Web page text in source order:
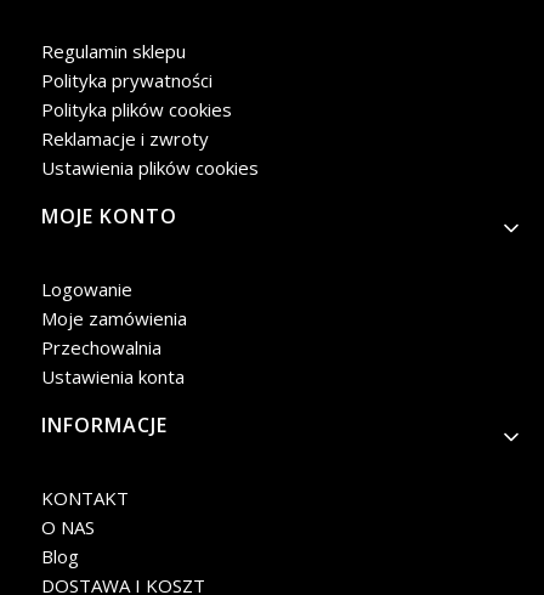
Regulamin sklepu
Polityka prywatności
Polityka plików cookies
Reklamacje i zwroty
Ustawienia plików cookies
MOJE KONTO
Logowanie
Moje zamówienia
Przechowalnia
Ustawienia konta
INFORMACJE
KONTAKT
O NAS
Blog
DOSTAWA I KOSZT